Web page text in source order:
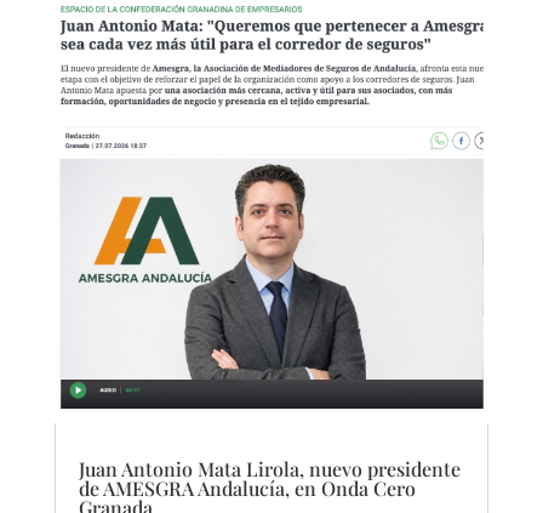
Juan Antonio Mata Lirola, nuevo presidente
de AMESGRA Andalucía, en Onda Cero
Granada